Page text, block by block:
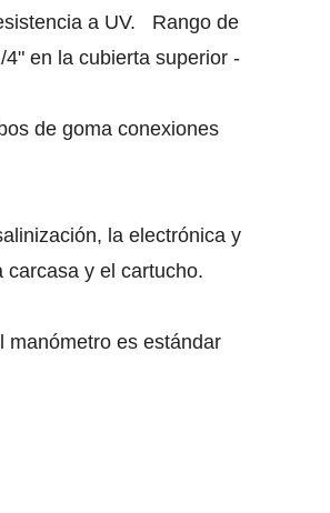
a UV. Rango de
en la cubierta superior -
de goma conexiones
la electrónica y
y el cartucho.
es estándar